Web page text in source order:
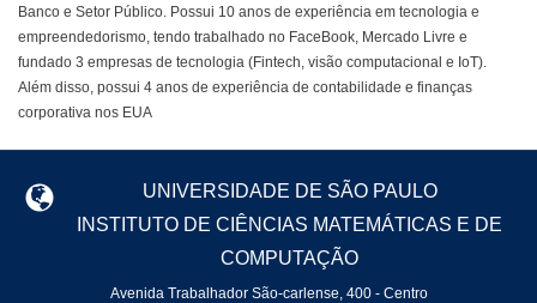
Banco e Setor Público. Possui 10 anos de experiência em tecnologia e
empreendedorismo, tendo trabalhado no FaceBook, Mercado Livre e
fundado 3 empresas de tecnologia (Fintech, visão computacional e IoT).
Além disso, possui 4 anos de experiência de contabilidade e finanças
corporativa nos EUA
UNIVERSIDADE DE SÃO PAULO
INSTITUTO DE CIÊNCIAS MATEMÁTICAS E DE
COMPUTAÇÃO
Avenida Trabalhador São-carlense, 400 - Centro